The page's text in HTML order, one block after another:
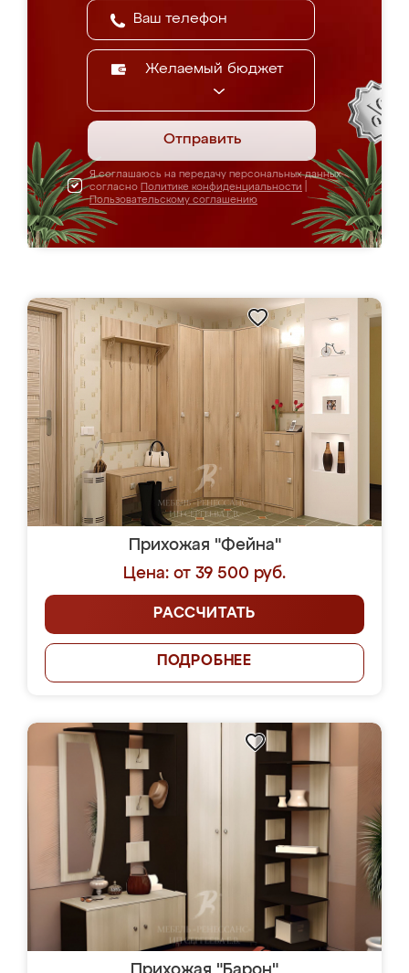
Желаемый бюджет
Отправить
Я соглашаюсь на передачу персональных данных
согласно Политике конфиденциальности
Пользовательскому соглашению
Прихожая "Фейна"
Цена: от 39 500 руб.
РАССЧИТАТЬ
ПОДРОБНЕЕ